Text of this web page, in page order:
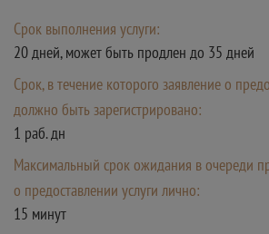
Срок выполнения услуги:
20 дней, может быть продлен до 35 дней
Срок, в течение которого заявление о
должно быть зарегистрировано:
1 раб. дн
Максимальный срок ожидания в очереди
о предоставлении услуги лично:
15 минут